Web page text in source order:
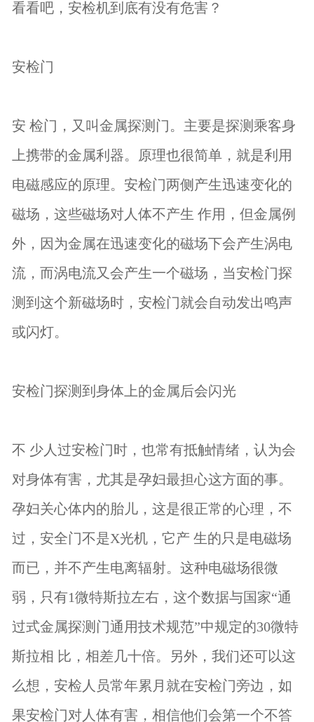
看看吧，安检机到底有没有危害？
安检门
安 检门，又叫金属探测门。主要是探测乘客身
上携带的金属利器。原理也很简单，就是利用
电磁感应的原理。安检门两侧产生迅速变化的
磁场，这些磁场对人体不产生 作用，但金属例
外，因为金属在迅速变化的磁场下会产生涡电
流，而涡电流又会产生一个磁场，当安检门探
测到这个新磁场时，安检门就会自动发出鸣声
或闪灯。
安检门探测到身体上的金属后会闪光
不 少人过安检门时，也常有抵触情绪，认为会
对身体有害，尤其是孕妇最担心这方面的事。
孕妇关心体内的胎儿，这是很正常的心理，不
过，安全门不是X光机，它产 生的只是电磁场
而已，并不产生电离辐射。这种电磁场很微
弱，只有1微特斯拉左右，这个数据与国家“通
过式金属探测门通用技术规范”中规定的30微特
斯拉相 比，相差几十倍。另外，我们还可以这
么想，安检人员常年累月就在安检门旁边，如
果安检门对人体有害，相信他们会第一个不答